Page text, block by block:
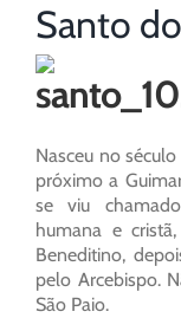
Santo
Nasceu no
próximo a
se viu
humana e
Beneditino,
pelo Arcebispo.
São Paio.